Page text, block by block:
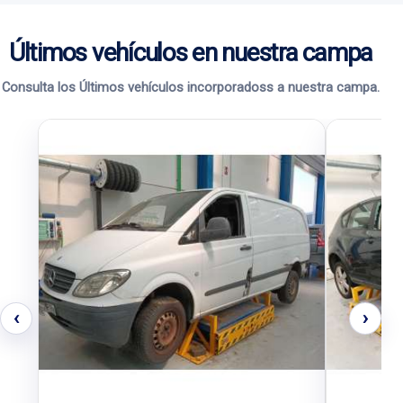
Últimos vehículos en nuestra campa
Consulta los Últimos vehículos incorporadoss a nuestra campa.
‹ ›